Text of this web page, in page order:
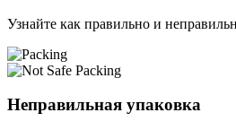
Узнайте как правильно и
Неправильная упаковка